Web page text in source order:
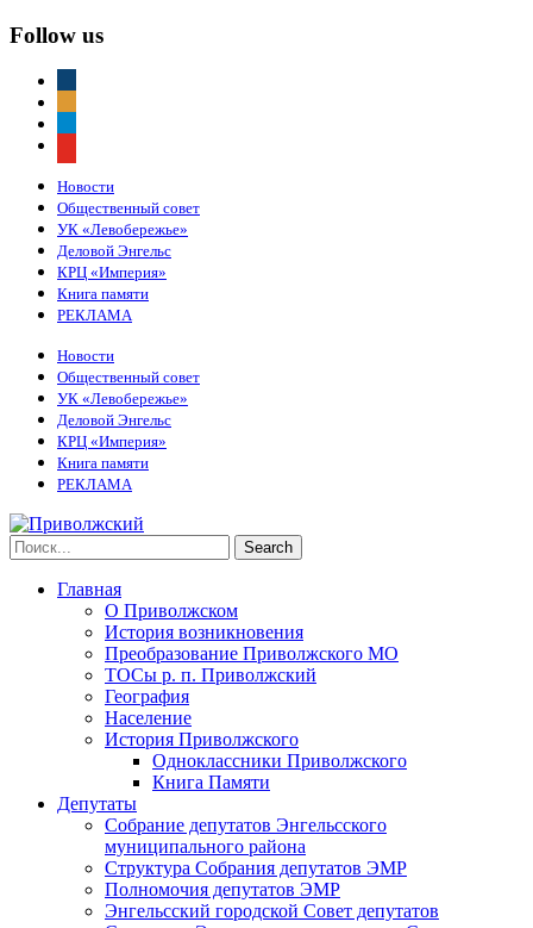
Follow us
Новости
Общественный совет
УК «Левобережье»
Деловой Энгельс
КРЦ «Империя»
Книга памяти
РЕКЛАМА
Новости
Общественный совет
УК «Левобережье»
Деловой Энгельс
КРЦ «Империя»
Книга памяти
РЕКЛАМА
Главная
О Приволжском
История возникновения
Преобразование Приволжского МО
ТОСы р. п. Приволжский
География
Население
История Приволжского
Одноклассники Приволжского
Книга Памяти
Депутаты
Собрание депутатов Энгельсского
муниципального района
Структура Собрания депутатов ЭМР
Полномочия депутатов ЭМР
Энгельсский городской Совет депутатов